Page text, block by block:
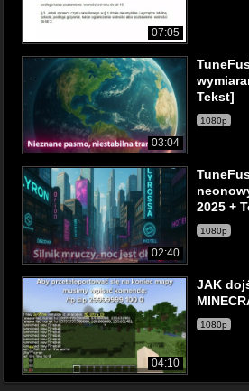
07:05
03:04
Tekst]
1080p
02:40
2025 +
1080p
04:10
JAK
1080p